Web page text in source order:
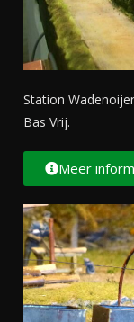
Station
Bas Vrij.
Meer